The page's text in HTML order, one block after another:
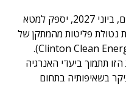
ההסכם, שייכנס לתוקף בעוד שנתיים, ביוני 2027, יספק למטא
נטולת פליטות מהמתקן של
קונסטליישן ב-קלינטון (Clinton Clean Energy Center).
תתמוך ביעדי האנרגיה
בשאיפותיה בתחום